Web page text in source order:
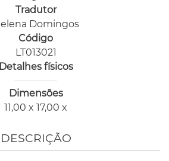
Tradutor
Domingos
Código
LT013021
Detalhes físicos
Dimensões
11,00 x 17,00 x
DESCRIÇÃO